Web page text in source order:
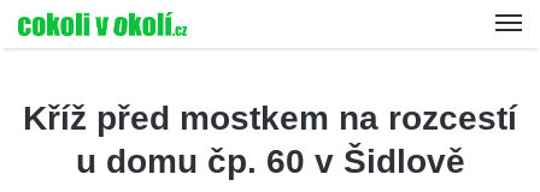
Kříž před mostkem na rozcestí
u domu čp. 60 v Šidlově